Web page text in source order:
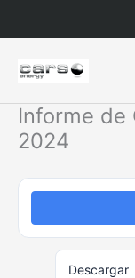
Informe de
2024
Descargar